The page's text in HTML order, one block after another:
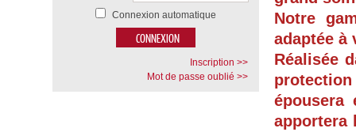
Notre
adaptée à
Réalisée
épousera
apportera
Connexion automatique
Inscription >>
Mot de passe oublié >>